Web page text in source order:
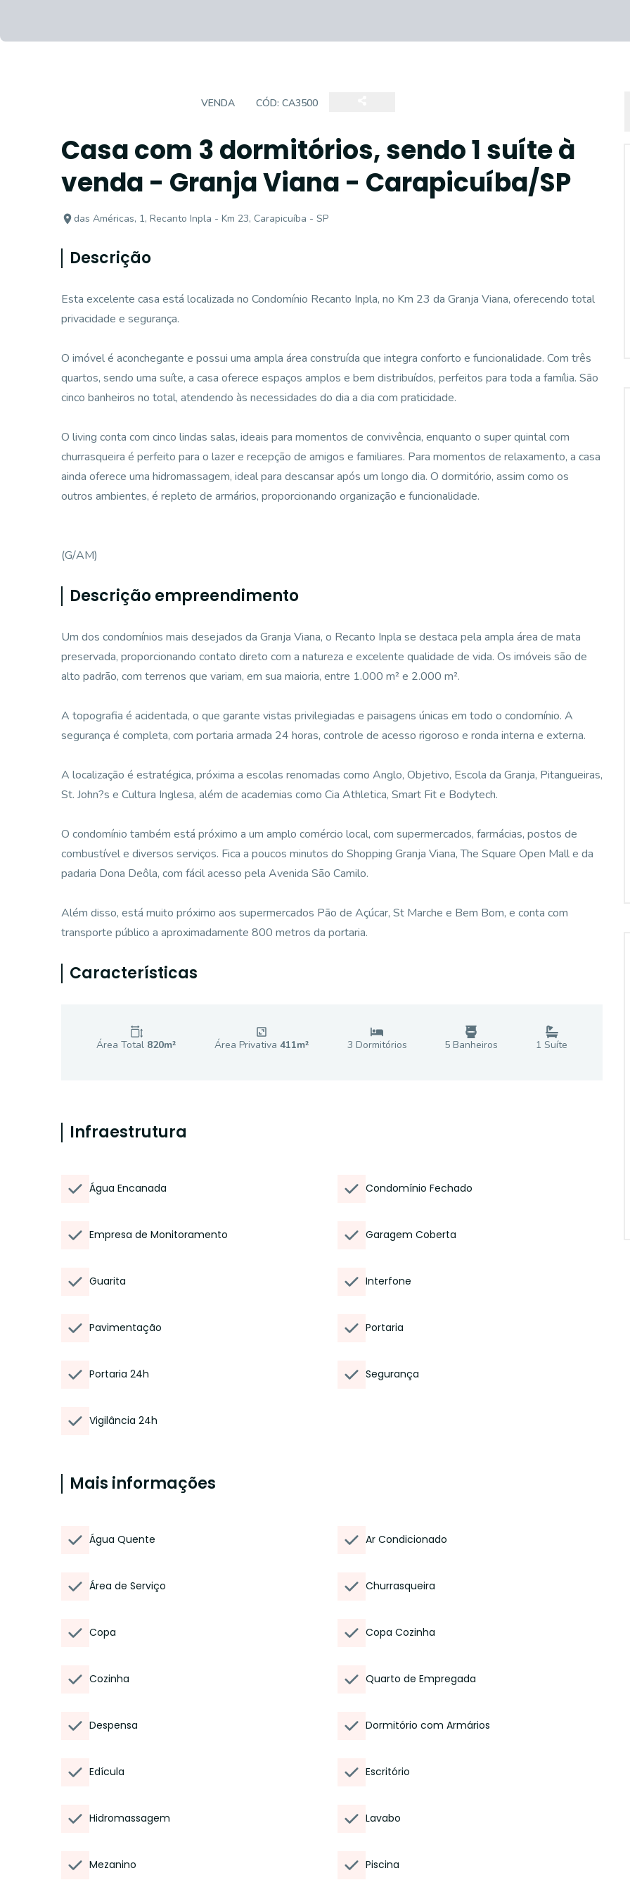
VENDA CÓD: CA3500
Casa com 3 dormitórios, sendo 1 suíte à
venda - Granja Viana - Carapicuíba/SP
das Américas, 1, Recanto Inpla - Km 23, Carapicuíba - SP
Descrição
Esta excelente casa está localizada no Condomínio Recanto Inpla, no Km 23 da Granja Viana, oferecendo total
privacidade e segurança.
O imóvel é aconchegante e possui uma ampla área construída que integra conforto e funcionalidade. Com três
quartos, sendo uma suíte, a casa oferece espaços amplos e bem distribuídos, perfeitos para toda a família. São
cinco banheiros no total, atendendo às necessidades do dia a dia com praticidade.
O living conta com cinco lindas salas, ideais para momentos de convivência, enquanto o super quintal com
churrasqueira é perfeito para o lazer e recepção de amigos e familiares. Para momentos de relaxamento, a casa
ainda oferece uma hidromassagem, ideal para descansar após um longo dia. O dormitório, assim como os
outros ambientes, é repleto de armários, proporcionando organização e funcionalidade.
(G/AM)
Descrição empreendimento
Um dos condomínios mais desejados da Granja Viana, o Recanto Inpla se destaca pela ampla área de mata
preservada, proporcionando contato direto com a natureza e excelente qualidade de vida. Os imóveis são de
alto padrão, com terrenos que variam, em sua maioria, entre 1.000 m² e 2.000 m².
A topografia é acidentada, o que garante vistas privilegiadas e paisagens únicas em todo o condomínio. A
segurança é completa, com portaria armada 24 horas, controle de acesso rigoroso e ronda interna e externa.
A localização é estratégica, próxima a escolas renomadas como Anglo, Objetivo, Escola da Granja, Pitangueiras,
St. John?s e Cultura Inglesa, além de academias como Cia Athletica, Smart Fit e Bodytech.
O condomínio também está próximo a um amplo comércio local, com supermercados, farmácias, postos de
combustível e diversos serviços. Fica a poucos minutos do Shopping Granja Viana, The Square Open Mall e da
padaria Dona Deôla, com fácil acesso pela Avenida São Camilo.
Além disso, está muito próximo aos supermercados Pão de Açúcar, St Marche e Bem Bom, e conta com
transporte público a aproximadamente 800 metros da portaria.
Características
Área Total 820m² Área Privativa 411m² 3 Dormitórios 5 Banheiros 1 Suíte
Infraestrutura
Água Encanada Condomínio Fechado
Empresa de Monitoramento Garagem Coberta
Guarita Interfone
Pavimentação Portaria
Portaria 24h Segurança
Vigilância 24h
Mais informações
Água Quente Ar Condicionado
Área de Serviço Churrasqueira
Copa Copa Cozinha
Cozinha Quarto de Empregada
Despensa Dormitório com Armários
Edícula Escritório
Hidromassagem Lavabo
Mezanino Piscina